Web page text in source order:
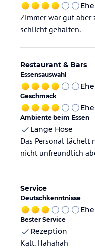
Zimmer war gut aber
schlicht gehalten.
Restaurant & Bars
Essensauswahl
Geschmack
Ambiente beim Essen
Lange Hose
Das Personal lächelt
nicht unfreundlich
Service
Deutschkenntnisse
Bester Service
Rezeption
Kalt. Hahahah